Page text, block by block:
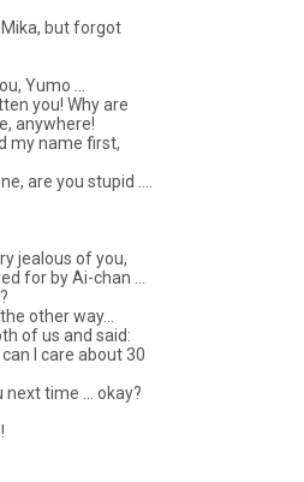
but forgot
Yumo ...
you! Why are
anywhere!
my name first,
are you stupid ....
jealous of you,
for by Ai-chan ...
other way...
of us and said:
I care about 30
next time ... okay?